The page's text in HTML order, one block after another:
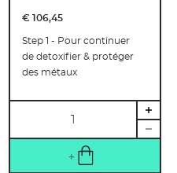
€ 106,45
Step 1 - Pour continuer
de detoxifier & protéger
des métaux